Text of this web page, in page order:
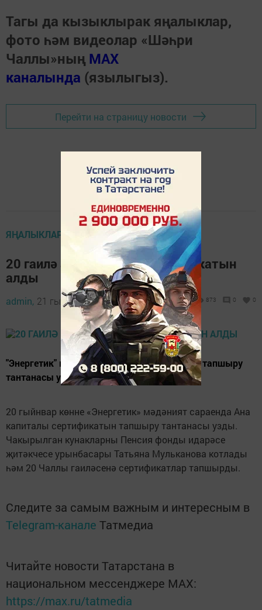
Тагы да кызыклырак яңалыклар,
фото һәм видеолар «Шәһри
Чаллы»ның MAX
каналында (язылыгыз).
Перейти на страницу новости
ЯҢАЛЫКЛАР ТАСМАСЫ
20 гаилә ана капиталы сертификатын
алды
admin, 21 гыйнвар 2021 - 10:27 873 0 0
"Энергетик" мәдәният сараенда сертификат тапшыру
тантанасы узды
20 гыйнвар көнне «Энергетик» мәдәният сараенда Ана
капиталы сертификатын тапшыру тантанасы узды.
Чакырылган кунакларны Пенсия фонды идарәсе
җитәкчесе урынбасары Татьяна Мульканова котлады
һәм 20 Чаллы гаиләсенә сертификатлар тапшырды.
Следите за самым важным и интересным в
Telegram-канале Татмедиа
Читайте новости Татарстана в
национальном мессенджере MАХ:
https://max.ru/tatmedia